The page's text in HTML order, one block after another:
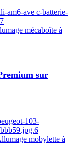
am6-ave c-batterie-
mécaboîte à
sur
103-
mobylette à